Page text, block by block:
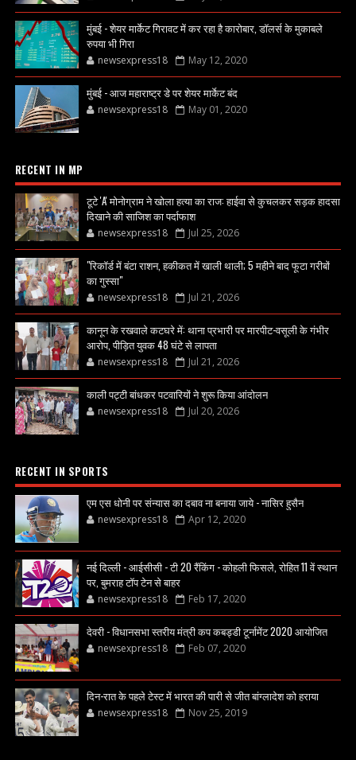
मुंबई - शेयर मार्केट गिरावट में कर रहा है कारोबार, डॉलर्स के मुकाबले
रुपया भी गिरा
newsexpress18 May 12, 2020
मुंबई - आज महाराष्ट्र डे पर शेयर मार्केट बंद
newsexpress18 May 01, 2020
RECENT IN MP
टूटे 'A' मोनोग्राम ने खोला हत्या का राज: हाईवा से कुचलकर सड़क हादसा
दिखाने की साजिश का पर्दाफाश
newsexpress18 Jul 25, 2026
"रिकॉर्ड में बंटा राशन, हकीकत में खाली थाली; 5 महीने बाद फूटा गरीबों
का गुस्सा"
newsexpress18 Jul 21, 2026
कानून के रखवाले कटघरे में: थाना प्रभारी पर मारपीट-वसूली के गंभीर
आरोप, पीड़ित युवक 48 घंटे से लापता
newsexpress18 Jul 21, 2026
काली पट्टी बांधकर पटवारियों ने शुरू किया आंदोलन
newsexpress18 Jul 20, 2026
RECENT IN SPORTS
एम एस धोनी पर संन्यास का दबाव ना बनाया जाये - नासिर हुसैन
newsexpress18 Apr 12, 2020
नई दिल्ली - आईसीसी - टी 20 रैंकिंग - कोहली फिसले, रोहित 11 वें स्थान
पर, बुमराह टॉप टेन से बाहर
newsexpress18 Feb 17, 2020
देवरी - विधानसभा स्तरीय मंत्री कप कबड्डी टूर्नामेंट 2020 आयोजित
newsexpress18 Feb 07, 2020
दिन-रात के पहले टेस्ट में भारत की पारी से जीत बांग्लादेश को हराया
newsexpress18 Nov 25, 2019